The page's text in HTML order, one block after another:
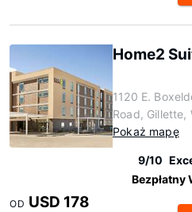
Home2
1120 E.
Road, Gillette,
Pokaż mapę
9/10
Bezpłatny
OD USD 178